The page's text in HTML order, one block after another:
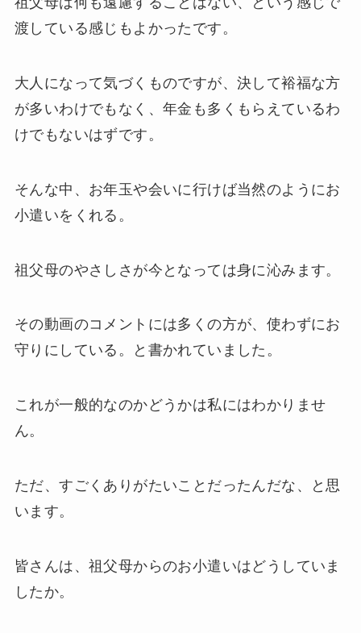
渡している感じもよかったです。
大人になって気づくものですが、決して裕福な方
が多いわけでもなく、年金も多くもらえているわ
けでもないはずです。
そんな中、お年玉や会いに行けば当然のようにお
小遣いをくれる。
祖父母のやさしさが今となっては身に沁みます。
その動画のコメントには多くの方が、使わずにお
守りにしている。と書かれていました。
これが一般的なのかどうかは私にはわかりませ
ん。
ただ、すごくありがたいことだったんだな、と思
います。
皆さんは、祖父母からのお小遣いはどうしていま
したか。